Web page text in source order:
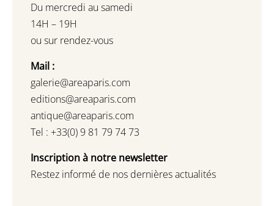
Du mercredi au samedi
14H – 19H
ou sur rendez-vous
Mail :
galerie@areaparis.com
editions@areaparis.com
antique@areaparis.com
Tel : +33(0) 9 81 79 74 73
Inscription à notre newsletter
Restez informé de nos dernières actualités